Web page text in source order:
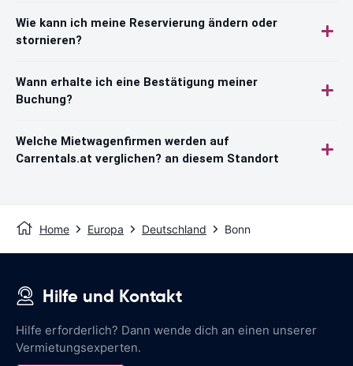
Wie kann ich meine Reservierung ändern oder
stornieren?
Wann erhalte ich eine Bestätigung meiner
Buchung?
Welche Mietwagenfirmen werden auf
Carrentals.at verglichen? an diesem Standort
Home Europa Deutschland Bonn
Hilfe und Kontakt
Hilfe erforderlich? Dann wende dich an einen unserer
Vermietungsexperten.